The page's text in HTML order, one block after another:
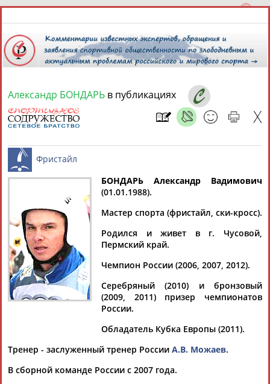
10 августа 2026 года,
СПОРТСМЕНЫ, ТРЕНЕРЫ И СПЕЦИАЛИСТЫ
Найдено: 13181персон Расширенный поиск
Аслаудин
АБАЕВ
Елена
АБАИМОВА
Мария
АБАКУМОВА
АБАЛАКИНА
Тамилла
АБАСОВА
Рамазан
АБАЧАРАЕВ
Ростом
АБАШИДЗЕ
Александр БОНДАРЬ в публикациях
Фристайл
БОНДАРЬ Александр Вадимович
(01.01.1988).
Мастер спорта (фристайл, ски-кросс).
Родился и живет в г. Чусовой,
Пермский край.
Чемпион России (2006, 2007, 2012).
Серебряный (2010) и бронзовый
(2009, 2011) призер чемпионатов
России.
Обладатель Кубка Европы (2011).
Тренер - заслуженный тренер России А.В. Можаев.
В сборной команде России с 2007 года.